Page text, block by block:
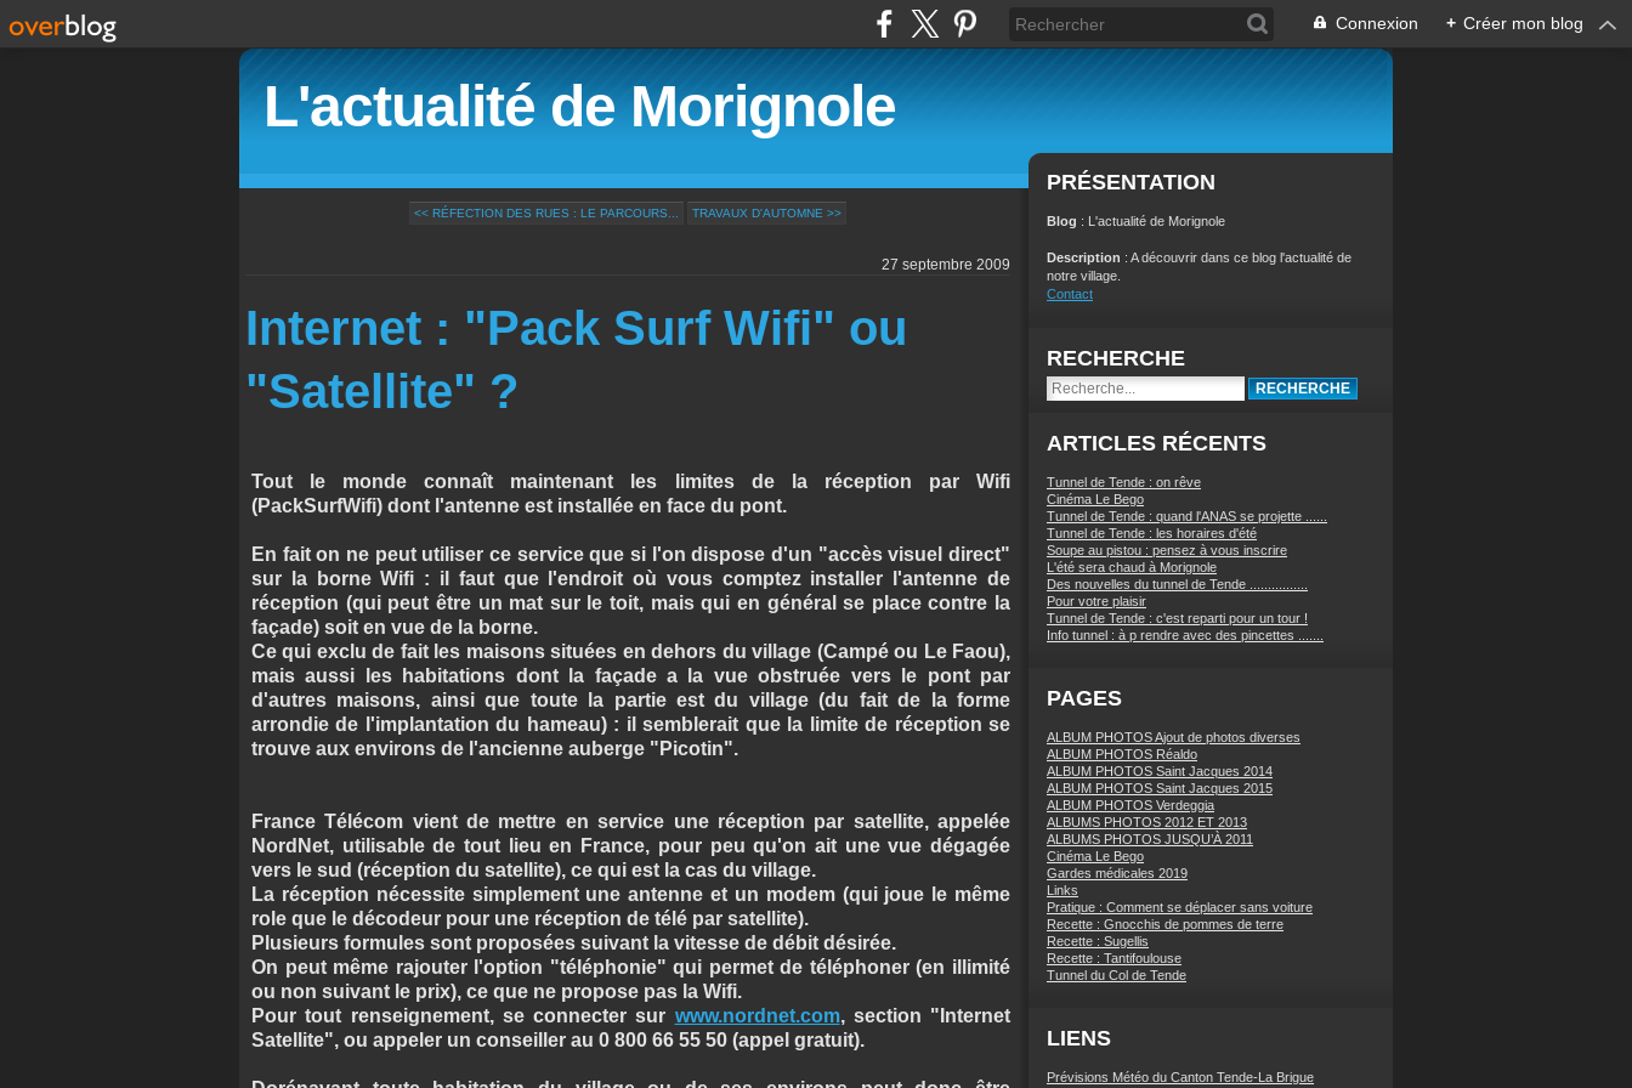
Connexion + Créer mon blog
L'actualité de Morignole
<< RÉFECTION DES RUES : LE PARCOURS... TRAVAUX D'AUTOMNE >>
27 septembre 2009
Internet : "Pack Surf Wifi" ou
"Satellite" ?
Tout le monde connaît maintenant les limites de la réception par Wifi
(PackSurfWifi) dont l'antenne est installée en face du pont.
En fait on ne peut utiliser ce service que si l'on dispose d'un "accès visuel direct"
sur la borne Wifi : il faut que l'endroit où vous comptez installer l'antenne de
réception (qui peut être un mat sur le toit, mais qui en général se place contre la
façade) soit en vue de la borne.
Ce qui exclu de fait les maisons situées en dehors du village (Campé ou Le Faou),
mais aussi les habitations dont la façade a la vue obstruée vers le pont par
d'autres maisons, ainsi que toute la partie est du village (du fait de la forme
arrondie de l'implantation du hameau) : il semblerait que la limite de réception se
trouve aux environs de l'ancienne auberge "Picotin".
France Télécom vient de mettre en service une réception par satellite, appelée
NordNet, utilisable de tout lieu en France, pour peu qu'on ait une vue dégagée
vers le sud (réception du satellite), ce qui est la cas du village.
La réception nécessite simplement une antenne et un modem (qui joue le même
role que le décodeur pour une réception de télé par satellite).
Plusieurs formules sont proposées suivant la vitesse de débit désirée.
On peut même rajouter l'option "téléphonie" qui permet de téléphoner (en illimité
ou non suivant le prix), ce que ne propose pas la Wifi.
Pour tout renseignement, se connecter sur www.nordnet.com, section "Internet
Satellite", ou appeler un conseiller au 0 800 66 55 50 (appel gratuit).
PRÉSENTATION
Blog : L'actualité de Morignole
Description : A découvrir dans ce blog l'actualité de
notre village.
Contact
RECHERCHE
ARTICLES RÉCENTS
Tunnel de Tende : on rêve
Cinéma Le Bego
Tunnel de Tende : quand l'ANAS se projette ......
Tunnel de Tende : les horaires d'été
Soupe au pistou : pensez à vous inscrire
L'été sera chaud à Morignole
Des nouvelles du tunnel de Tende ................
Pour votre plaisir
Tunnel de Tende : c'est reparti pour un tour !
Info tunnel : à p rendre avec des pincettes .......
PAGES
ALBUM PHOTOS Ajout de photos diverses
ALBUM PHOTOS Réaldo
ALBUM PHOTOS Saint Jacques 2014
ALBUM PHOTOS Saint Jacques 2015
ALBUM PHOTOS Verdeggia
ALBUMS PHOTOS 2012 ET 2013
ALBUMS PHOTOS JUSQU’À 2011
Cinéma Le Bego
Gardes médicales 2019
Links
Pratique : Comment se déplacer sans voiture
Recette : Gnocchis de pommes de terre
Recette : Sugellis
Recette : Tantifoulouse
Tunnel du Col de Tende
LIENS
Prévisions Météo du Canton Tende-La Brigue